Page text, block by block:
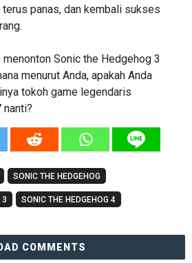
panas, dan kembali sukses
menonton Sonic the Hedgehog 3
menurut Anda, apakah Anda
tokoh game legendaris
SONIC THE HEDGEHOG
3 SONIC THE HEDGEHOG 4
COMMENTS